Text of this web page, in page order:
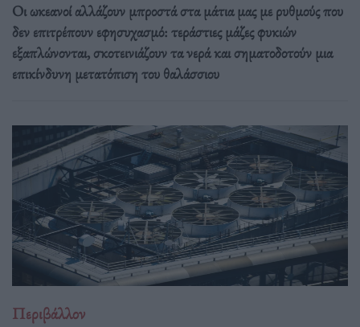
Οι ωκεανοί αλλάζουν μπροστά στα μάτια μας με ρυθμούς που
δεν επιτρέπουν εφησυχασμό: τεράστιες μάζες φυκιών
εξαπλώνονται, σκοτεινιάζουν τα νερά και σηματοδοτούν μια
επικίνδυνη μετατόπιση του θαλάσσιου
Περιβάλλον